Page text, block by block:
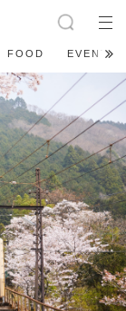
FOOD EVENT